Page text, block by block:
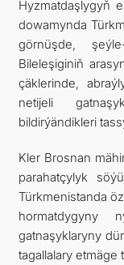
Hyzmatdaşlygyň
dowamynda
görnüşde,
Bileleşiginiň
çäklerinde,
netijeli
bildirýändikleri
Kler Brosnan
parahatçylyk
Türkmenistanda
hormatdygyny
gatnaşyklaryny
tagallalary etmäge